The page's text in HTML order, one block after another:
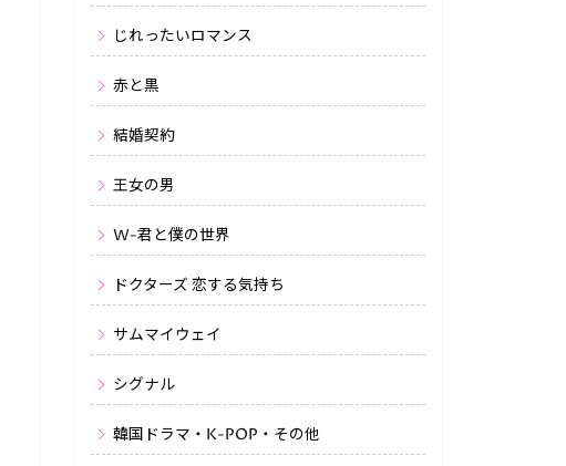
じれったいロマンス
赤と黒
結婚契約
王女の男
W-君と僕の世界
ドクターズ 恋する気持ち
サムマイウェイ
シグナル
韓国ドラマ・K-POP・その他